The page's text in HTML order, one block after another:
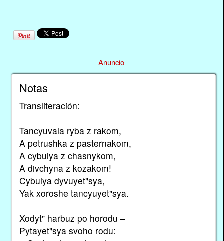
Anuncio
Notas
Transliteración:
Tancyuvala ryba z rakom,
A petrushka z pasternakom,
A cybulya z chasnykom,
A divchyna z kozakom!
Cybulya dyvuyet"sya,
Yak xoroshe tancyuyet"sya.
Xodyt" harbuz po horodu –
Pytayet"sya svoho rodu: